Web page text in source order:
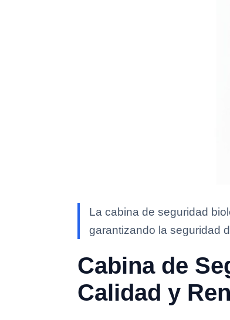
La cabina de seguridad
garantizando la seguridad
Cabina de
Calidad y